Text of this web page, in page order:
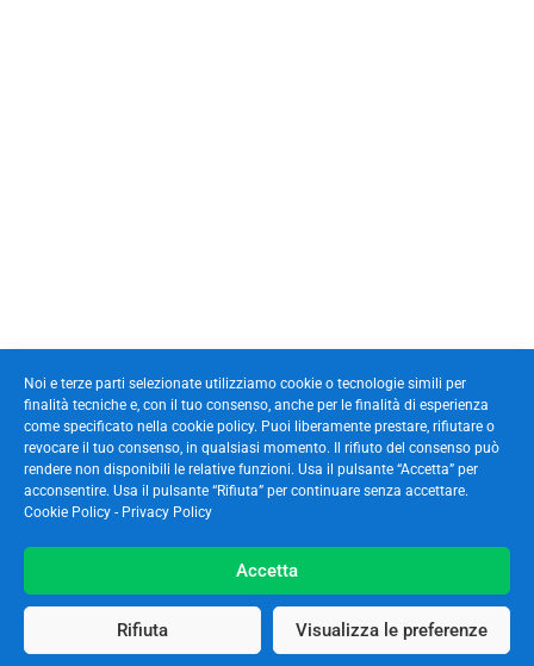
Noi e terze parti selezionate utilizziamo cookie o tecnologie simili per
finalità tecniche e, con il tuo consenso, anche per le finalità di esperienza
come specificato nella cookie policy. Puoi liberamente prestare, rifiutare o
revocare il tuo consenso, in qualsiasi momento. Il rifiuto del consenso può
rendere non disponibili le relative funzioni. Usa il pulsante “Accetta” per
acconsentire. Usa il pulsante “Rifiuta” per continuare senza accettare.
Cookie Policy - Privacy Policy
Accetta
Rifiuta Visualizza le preferenze